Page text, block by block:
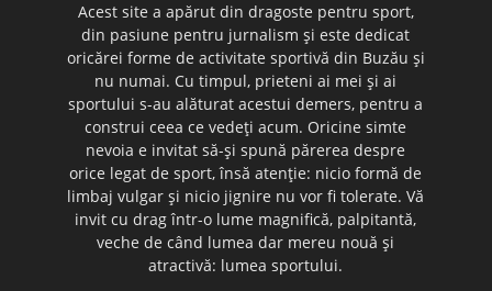
Acest site a apărut din dragoste pentru sport,
din pasiune pentru jurnalism şi este dedicat
oricărei forme de activitate sportivă din Buzău şi
nu numai. Cu timpul, prieteni ai mei şi ai
sportului s-au alăturat acestui demers, pentru a
construi ceea ce vedeţi acum. Oricine simte
nevoia e invitat să-şi spună părerea despre
orice legat de sport, însă atenţie: nicio formă de
limbaj vulgar şi nicio jignire nu vor fi tolerate. Vă
invit cu drag într-o lume magnifică, palpitantă,
veche de când lumea dar mereu nouă şi
atractivă: lumea sportului.